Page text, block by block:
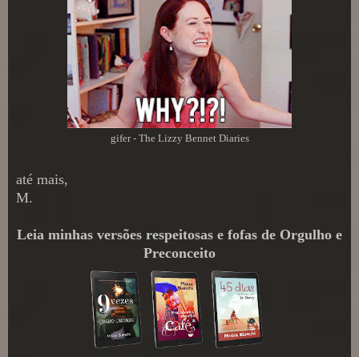
gifer - The Lizzy Bennet Diaries
até mais,
M.
Leia minhas versões respeitosas e fofas de Orgulho e
Preconceito